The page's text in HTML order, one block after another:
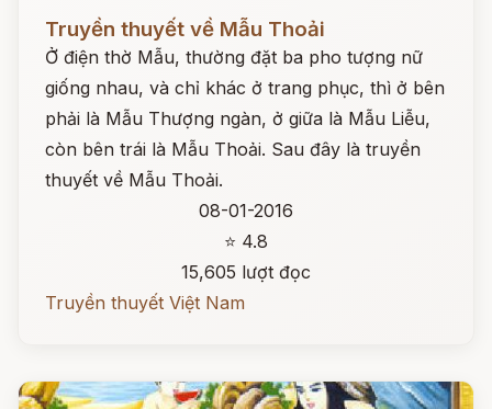
Đọc ngay
Truyền thuyết về Mẫu Thoải
Ở điện thờ Mẫu, thường đặt ba pho tượng nữ
giống nhau, và chỉ khác ở trang phục, thì ở bên
phải là Mẫu Thượng ngàn, ở giữa là Mẫu Liễu,
còn bên trái là Mẫu Thoải. Sau đây là truyền
thuyết về Mẫu Thoải.
08-01-2016
⭐ 4.8
15,605 lượt đọc
Truyền thuyết Việt Nam